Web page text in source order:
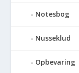
Notesbog
Nusseklud
Opbevaring